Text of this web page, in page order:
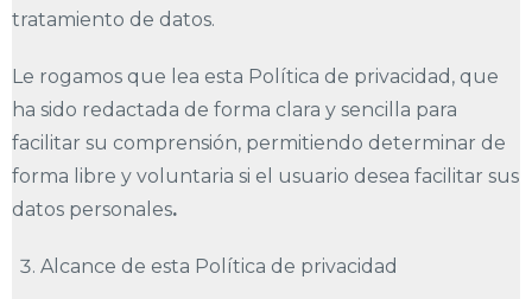
tratamiento de datos.
Le rogamos que lea esta Política de privacidad, que
ha sido redactada de forma clara y sencilla para
facilitar su comprensión, permitiendo determinar de
forma libre y voluntaria si el usuario desea facilitar sus
datos personales.
Alcance de esta Política de privacidad